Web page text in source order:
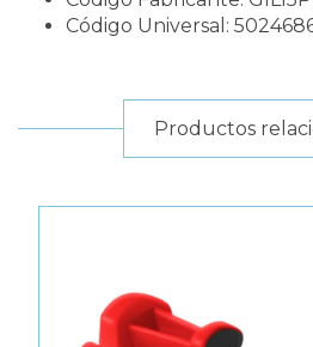
Código Universal:
Productos